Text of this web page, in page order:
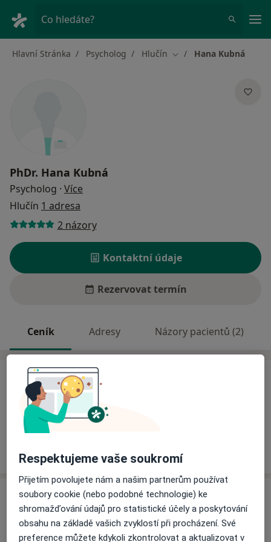
Co hledáte?
Hlavní Stránka Psycholog Hlučín Změna města
Hana Kubná
PhDr. Hana Kubná
Psycholog · Více
Hlučín 1 adresa
2 názory
Kontaktní údaje
Rezervovat termín
Ceník Adresy Názory pacientů (2)
Ceník
Informace o službách a cenách nejsou k dispozici
Tento specialista ještě nepřidával žádné informace o
Adresa
Zařízení klinické psychologie
Čs. armády 6a, Hlučín74801
Respektujeme vaše soukromí
Přijetím povolujete nám a našim partnerům používat
soubory cookie (nebo podobné technologie) ke
shromažďování údajů pro statistické účely a poskytování
obsahu na základě vašich zvyklostí při procházení. Své
preference můžete kdykoli zkontrolovat a aktualizovat v